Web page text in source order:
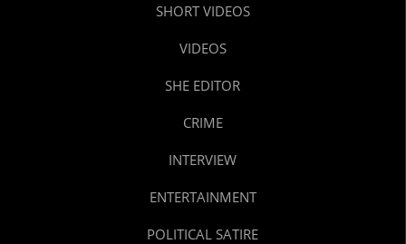
SHORT VIDEOS
VIDEOS
SHE EDITOR
CRIME
INTERVIEW
ENTERTAINMENT
POLITICAL SATIRE